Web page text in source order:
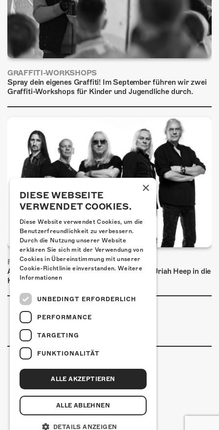
GRAFFITI-WORKSHOPS
Spray dein eigenes Graffiti! Im September führen wir zwei
Graffiti-Workshops für Kinder und Jugendliche durch.
FRISCH BESTÄTIGT: URIAH HEEP
Am Sonntag, 15. November 2026 kommen Uriah Heep in die
Kulturfabrik Kofmehl!
Kulturfabrik Kofmehl
Kofmehlweg 1
+41 32 621 20 60
×
DIESE WEBSEITE
VERWENDET COOKIES.
Diese Website verwendet Cookies, um die
Benutzerfreundlichkeit zu verbessern.
Durch die Nutzung unserer Website
erklären Sie sich mit der Verwendung von
Cookies in Übereinstimmung mit unserer
Cookie-Richtlinie einverstanden. Weitere
Informationen
UNBEDINGT ERFORDERLICH
PERFORMANCE
TARGETING
FUNKTIONALITÄT
ALLE AKZEPTIEREN
ALLE ABLEHNEN
DETAILS ANZEIGEN